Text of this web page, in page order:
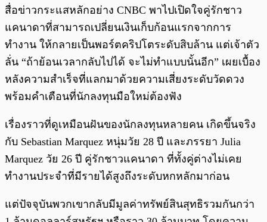
0:00/
สื่อข่าวกระแสหลักอย่าง CNBC พาไปเปิดใจคู่รักชาว
แคนาดาที่สามารถเปลี่ยนเงินเก็บก้อนแรกจากการ
ทำงาน ให้กลายเป็นพอร์ตคริปโตระดับสิบล้าน แต่เจ้าตัว
ลั่น “ถ้าย้อนเวลากลับไปได้ จะไม่ทำแบบนั้นอีก” เผยเบื้อง
หลังความสำเร็จที่แลกมาด้วยความเสี่ยงระดับวัดดวง
พร้อมคำเตือนที่นักลงทุนมือใหม่ต้องฟัง
เรื่องราวที่ดูเหมือนฝันของนักลงทุนหลายคน เกิดขึ้นจริง
กับ Sebastian Marquez หนุ่มวัย 28 ปี และภรรยา Julia
Marquez วัย 26 ปี คู่รักชาวแคนาดา ที่ทั้งคู่ต่างไม่เคย
ทำงานประจำที่มีรายได้สูงถึงระดับหกหลักมาก่อน
แต่ปัจจุบันพวกเขากลับมีมูลค่าทรัพย์สินสุทธิรวมกันกว่า